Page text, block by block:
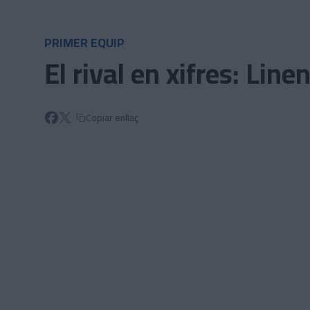
PRIMER EQUIP
El rival en xifres:
Copiar enllaç